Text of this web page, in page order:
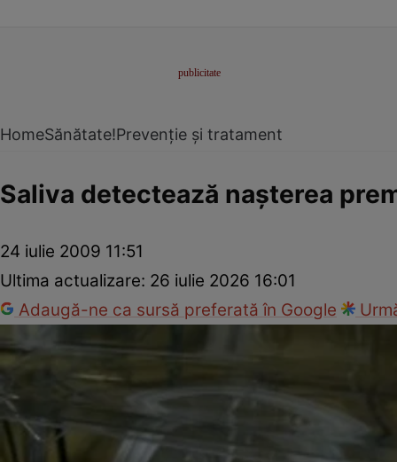
HomeSănătate!Prevenție și tratament
Saliva detectează naşterea
24 iulie 2009 11:51
Ultima actualizare: 26 iulie 2026 16:01
Adaugă-ne ca sursă preferată în Google